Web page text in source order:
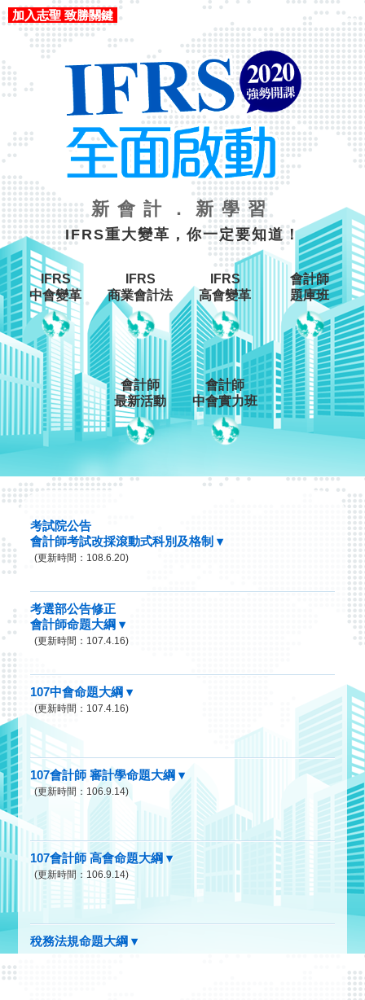
加入志聖 致勝關鍵 ☰
新會計．新學習
IFRS重大變革，你一定要知道！
IFRS
中會變革
IFRS
商業會計法
IFRS
高會變革
會計師
題庫班
會計師
最新活動
會計師
中會實力班
考試院公告
會計師考試改採滾動式科別及格制 ▾
(更新時間：108.6.20)
考選部公告修正
會計師命題大綱 ▾
(更新時間：107.4.16)
107中會命題大綱 ▾
(更新時間：107.4.16)
107會計師 審計學命題大綱 ▾
(更新時間：106.9.14)
107會計師 高會命題大綱 ▾
(更新時間：106.9.14)
稅務法規命題大綱 ▾
×